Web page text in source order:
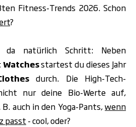
Fitness-Trends 2026. Schon
?
da natürlich Schritt: Neben
Watchesstartest du dieses Jahr
durch. Die High-Tech-
nur deine Bio-Werte auf,
auch in den Yoga-Pants,wenn
passt - cool, oder?